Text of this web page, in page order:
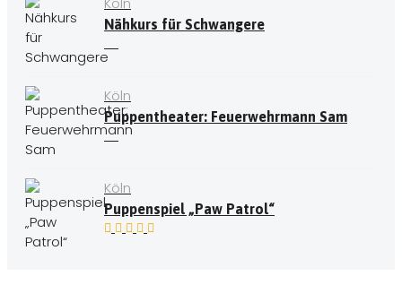
Nähkurs für Schwangere
Köln
Puppentheater: Feuerwehrmann Sam
Köln
Puppenspiel „Paw Patrol“